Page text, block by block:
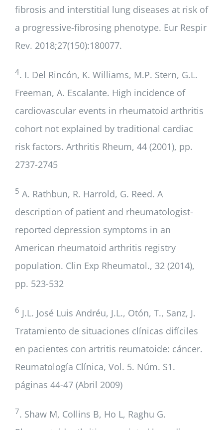
fibrosis and interstitial lung diseases at risk of
a progressive-fibrosing phenotype. Eur Respir
Rev. 2018;27(150):180077.
4. I. Del Rincón, K. Williams, M.P. Stern, G.L.
Freeman, A. Escalante. High incidence of
cardiovascular events in rheumatoid arthritis
cohort not explained by traditional cardiac
risk factors. Arthritis Rheum, 44 (2001), pp.
2737-2745
5 A. Rathbun, R. Harrold, G. Reed. A
description of patient and rheumatologist-
reported depression symptoms in an
American rheumatoid arthritis registry
population. Clin Exp Rheumatol., 32 (2014),
pp. 523-532
6 J.L. José Luis Andréu, J.L., Otón, T., Sanz, J.
Tratamiento de situaciones clínicas difíciles
en pacientes con artritis reumatoide: cáncer.
Reumatología Clínica, Vol. 5. Núm. S1.
páginas 44-47 (Abril 2009)
7. Shaw M, Collins B, Ho L, Raghu G.